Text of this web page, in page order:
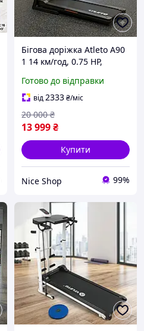
Бігова доріжка Atleto A90
1 14 км/год, 0.75 HP,
нахилом, Bluetooth Zwift
Kinomap SPAX, LCD, 12
програм
Готово до відправки
від2333₴/міс
13 999₴
20 000 ₴
Купити
Nice Shop 99%